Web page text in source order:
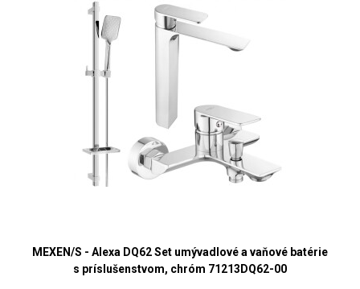
MEXEN/S - Alexa DQ62 Set umývadlové a vaňové batérie
s príslušenstvom, chróm 71213DQ62-00